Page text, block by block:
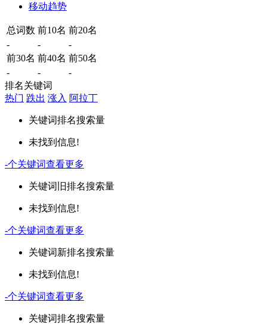
移动趋势
总词数 前10名 前20名
-
-
-
前30名 前40名 前50名
-
-
-
排名关键词
热门 跌出 涨入 阿拉丁
关键词排名搜索量
未找到信息!
-个关键词查看更多
关键词 旧排名搜索量
未找到信息!
-个关键词查看更多
关键词新排名搜索量
未找到信息!
-个关键词查看更多
关键词排名搜索量